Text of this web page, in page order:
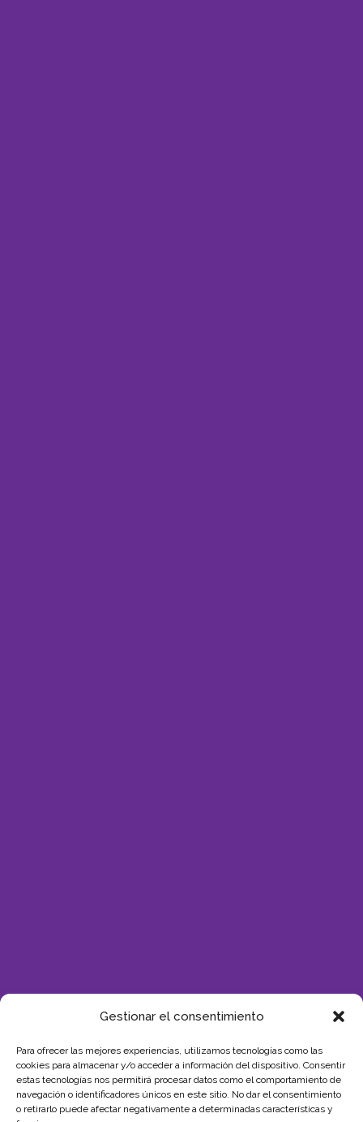
Gestionar el consentimiento
Para ofrecer las mejores experiencias, utilizamos tecnologías como las
cookies para almacenar y/o acceder a información del dispositivo. Consentir
estas tecnologías nos permitirá procesar datos como el comportamiento de
navegación o identificadores únicos en este sitio. No dar el consentimiento
o retirarlo puede afectar negativamente a determinadas características y
SUBVENCIÓN